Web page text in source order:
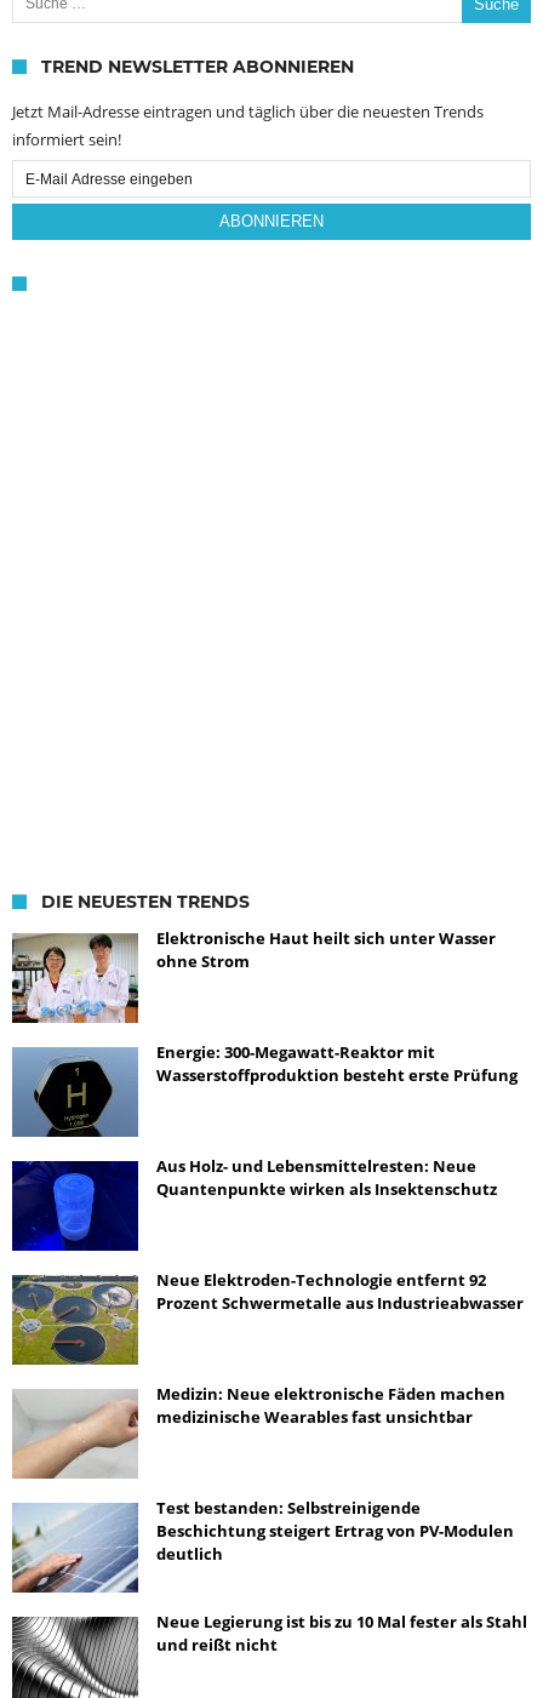
TREND NEWSLETTER ABONNIEREN
Jetzt Mail-Adresse eintragen und täglich über die neuesten Trends
informiert sein!
Email
Subscription
ABONNIEREN
DIE NEUESTEN TRENDS
Elektronische Haut heilt sich unter Wasser
ohne Strom
Energie: 300-Megawatt-Reaktor mit
Wasserstoffproduktion besteht erste Prüfung
Aus Holz- und Lebensmittelresten: Neue
Quantenpunkte wirken als Insektenschutz
Neue Elektroden-Technologie entfernt 92
Prozent Schwermetalle aus Industrieabwasser
Medizin: Neue elektronische Fäden machen
medizinische Wearables fast unsichtbar
Test bestanden: Selbstreinigende
Beschichtung steigert Ertrag von PV-Modulen
deutlich
Neue Legierung ist bis zu 10 Mal fester als Stahl
und reißt nicht